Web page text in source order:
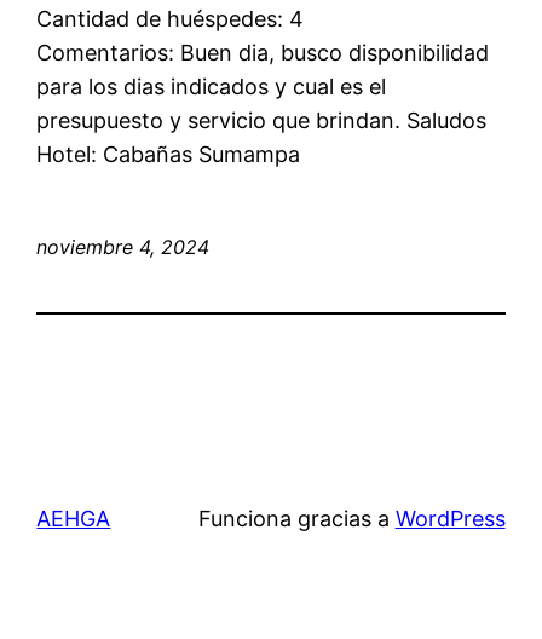
Cantidad de huéspedes: 4
Comentarios: Buen dia, busco disponibilidad
para los dias indicados y cual es el
presupuesto y servicio que brindan. Saludos
Hotel: Cabañas Sumampa
noviembre 4, 2024
AEHGA Funciona gracias a WordPress